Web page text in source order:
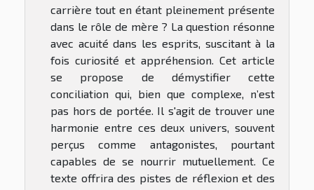
carrière tout en étant pleinement présente
dans le rôle de mère ? La question résonne
avec acuité dans les esprits, suscitant à la
fois curiosité et appréhension. Cet article
se propose de démystifier cette
conciliation qui, bien que complexe, n’est
pas hors de portée. Il s'agit de trouver une
harmonie entre ces deux univers, souvent
perçus comme antagonistes, pourtant
capables de se nourrir mutuellement. Ce
texte offrira des pistes de réflexion et des